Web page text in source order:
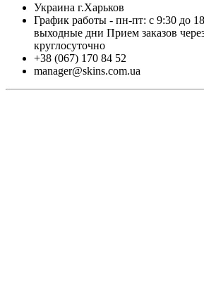
Украина г.Харьков
График работы - пн-пт: с 9:30 до
выходные дни Прием заказов
круглосуточно
+38 (067) 170 84 52
manager@skins.com.ua